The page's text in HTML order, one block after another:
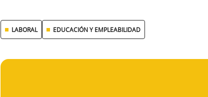
LABORAL EDUCACIÓN Y EMPLEABILIDAD